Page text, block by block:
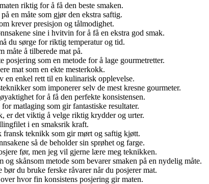
riktig for å få den beste smaken.
en måte som gjør den ekstra saftig.
krever presisjon og tålmodighet.
sine i hvitvin for å få en ekstra god smak.
du sørge for riktig temperatur og tid.
måte å tilberede mat på.
posjering som en metode for å lage gourmetretter.
mat som en ekte mesterkokk.
en enkel rett til en kulinarisk opplevelse.
som imponerer selv de mest kresne gourmeter.
for å få den perfekte konsistensen.
matlaging som gir fantastiske resultater.
er det viktig å velge riktig krydder og urter.
i en smaksrik kraft.
fransk teknikk som gir mørt og saftig kjøtt.
så de beholder sin sprøhet og farge.
før, men jeg vil gjerne lære meg teknikken.
og skånsom metode som bevarer smaken på en nydelig måte.
bør du bruke ferske råvarer når du posjerer mat.
hvor fin konsistens posjering gir maten.